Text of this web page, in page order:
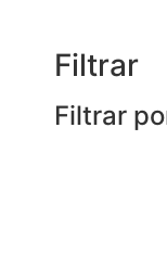
Filtrar
Filtrar